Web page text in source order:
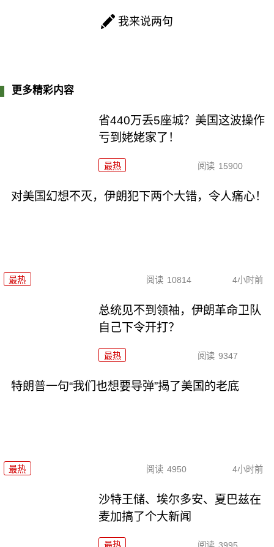
我来说两句
更多精彩内容
省440万丢5座城？美国这波操作
亏到姥姥家了！
最热 阅读 15900
对美国幻想不灭，伊朗犯下两个大错，令人痛心！
最热 阅读 10814 4小时前
总统见不到领袖，伊朗革命卫队
自己下令开打？
最热 阅读 9347
特朗普一句“我们也想要导弹”揭了美国的老底
最热 阅读 4950 4小时前
沙特王储、埃尔多安、夏巴兹在
麦加搞了个大新闻